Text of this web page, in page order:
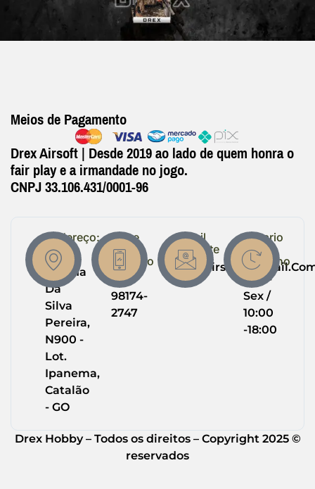
Meios de Pagamento
Drex Airsoft | Desde 2019 ao lado de quem honra o
fair play e a irmandade no jogo.
CNPJ 33.106.431/0001-96
Endereço:
R.
Helena
Da
Silva
Pereira,
N900 -
Lot.
Ipanema,
Catalão
- GO
Entre
em
Contato
(64)
98174-
2747
Email
Suporte
Horario
de
Trabalho
Seg -
Sex /
10:00
-18:00
Drex Hobby – Todos os direitos – Copyright 2025 ©
reservados